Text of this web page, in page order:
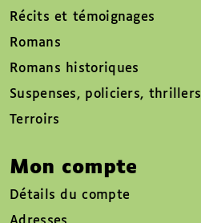
Récits et témoignages
Romans
Romans historiques
Suspenses, policiers, thrillers
Terroirs
Mon compte
Détails du compte